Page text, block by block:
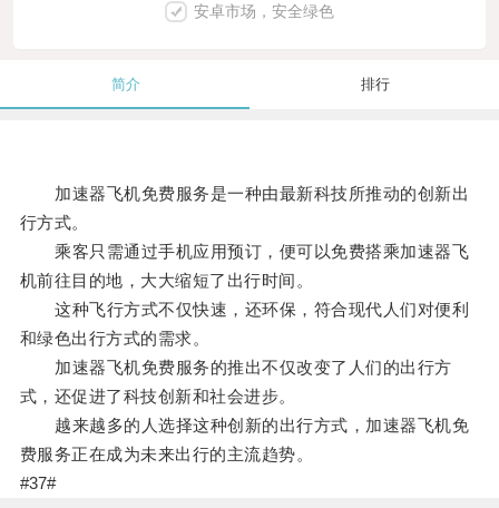
安卓市场，安全绿色
简介 排行
加速器飞机免费服务是一种由最新科技所推动的创新出
行方式。
乘客只需通过手机应用预订，便可以免费搭乘加速器飞
机前往目的地，大大缩短了出行时间。
这种飞行方式不仅快速，还环保，符合现代人们对便利
和绿色出行方式的需求。
加速器飞机免费服务的推出不仅改变了人们的出行方
式，还促进了科技创新和社会进步。
越来越多的人选择这种创新的出行方式，加速器飞机免
费服务正在成为未来出行的主流趋势。
#37#